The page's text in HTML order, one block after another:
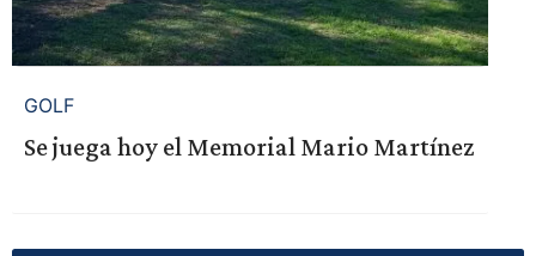
GOLF
Se juega hoy el Memorial Mario Martínez